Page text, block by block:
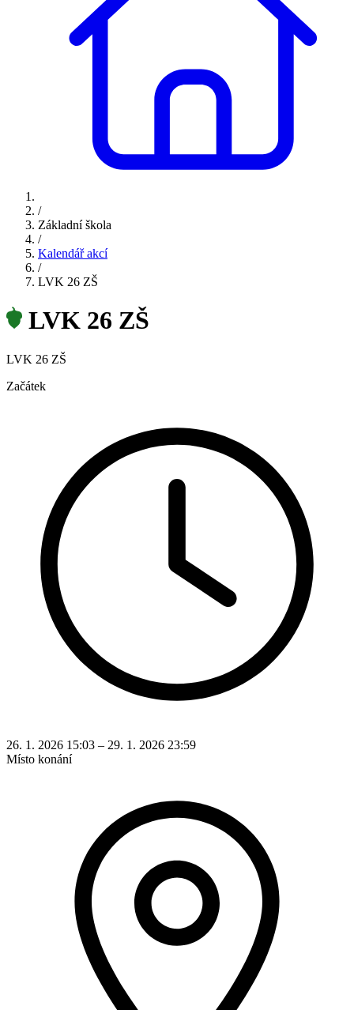
/
Základní škola
/
Kalendář akcí
/
LVK 26 ZŠ
LVK 26 ZŠ
LVK 26 ZŠ
Začátek
26. 1. 2026 15:03 – 29. 1. 2026 23:59
Místo konání